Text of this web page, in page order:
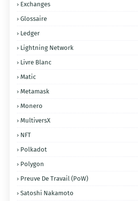
Exchanges
Glossaire
Ledger
Lightning Network
Livre Blanc
Matic
Metamask
Monero
MultiversX
NFT
Polkadot
Polygon
Preuve De Travail (PoW)
Satoshi Nakamoto